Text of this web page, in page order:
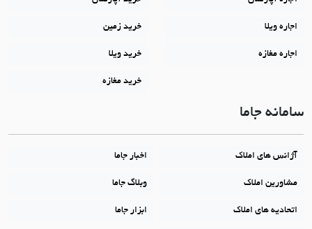
اجاره ویلا
اجاره مغازه
خرید زمین
خرید ویلا
خرید مغازه
سامانه جاما
آژانس های املاک اخبار جاما
مشاورین املاک وبلاگ جاما
اتحادیه های املاک ابزار جاما